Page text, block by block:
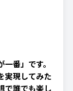
番」です。
実現してみた
で誰でも楽し